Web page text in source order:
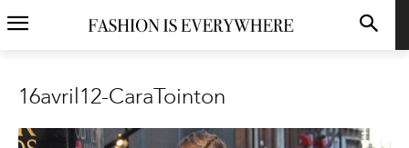
16avril12-CaraTointon